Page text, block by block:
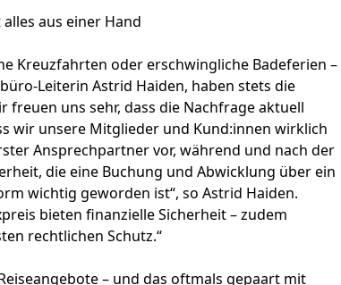
aus einer Hand
Kreuzfahrten oder erschwingliche Badeferien –
Leiterin Astrid Haiden, haben stets die
freuen uns sehr, dass die Nachfrage aktuell
wir unsere Mitglieder und Kund:innen wirklich
Ansprechpartner vor, während und nach der
die eine Buchung und Abwicklung über ein
wichtig geworden ist“, so Astrid Haiden.
bieten finanzielle Sicherheit – zudem
rechtlichen Schutz.“
– und das oftmals gepaart mit